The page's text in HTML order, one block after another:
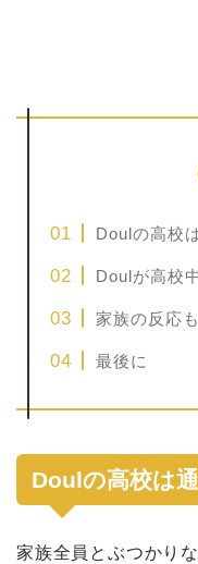
Doulの高校
Doulが高校
家族の反応
最後に
Doulの高校は
家族全員とぶつかり